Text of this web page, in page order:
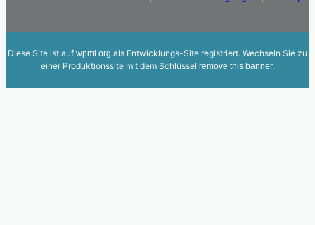
Diese Site ist auf wpml.org als Entwicklungs-Site registriert. Wechseln Sie zu
einer Produktionssite mit dem Schlüssel remove this banner.